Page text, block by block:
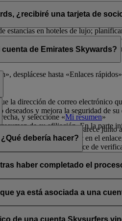
las aerolíneas Emirates y flydubai,
para complementar su estilo de
estancias en hoteles de lujo;
y sus exclusivas ventajas.
¿recibiré una tarjeta de
para poder disfrutar de todas
de Emirates Skywards
desplácese hasta «Enlaces
de Emirates Skywards?
y seleccione «Mi resumen»
de su afiliación. En la parte
Skywards.
situados en la esquina superior
la dirección de correo electrónico
y mejora la seguridad de
«Verificar» que aparece
Al hacer clic en el
en cuenta que el enlace de
debería hacer?
los mensajes se filtran de
la opción «Verificar» en la
haber completado el
y única aunque haya verificado
ya está asociada a una
a direcciones de correo
Póngase en contacto con
de una cuenta Skysurfers